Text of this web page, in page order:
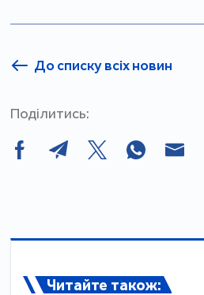
До списку всіх новин
Поділитись:
Читайте також: